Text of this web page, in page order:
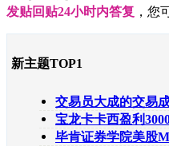
发贴回贴24小时内答复 ，您
新主题TOP1
交易员大成的交易
宝龙卡卡西盈利
月如何翻倍陈文
毕肯证券学院美股